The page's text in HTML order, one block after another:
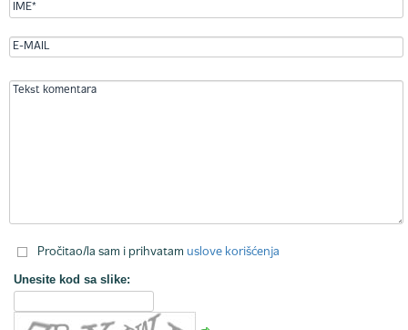
Pročitao/la sam i prihvatam uslove korišćenja
Unesite kod sa slike: